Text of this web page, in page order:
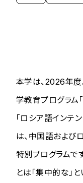
本学は、2026年度
学教育プログラム
「ロシア語インテ
は、中国語および
特別プログラムです
とは「集中的な」